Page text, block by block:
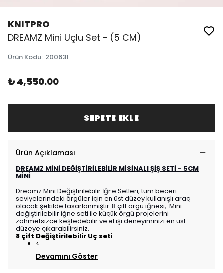
KNITPRO
DREAMZ Mini Uçlu Set - (5 CM)
Ürün Kodu: 200631
₺ 4,550.00
SEPETE EKLE
Ürün Açıklaması
DREAMZ MİNİ DEĞİŞTİRİLEBİLİR MİSİNALI ŞİŞ SETİ - 5CM
MİNİ
Dreamz Mini Değiştirilebilir İğne Setleri, tüm beceri
seviyelerindeki örgüler için en üst düzey kullanışlı araç
olacak şekilde tasarlanmıştır. 8 çift örgü iğnesi, Mini
değiştirilebilir iğne seti ile küçük örgü projelerini
zahmetsizce keşfedebilir ve el işi deneyiminizi en üst
düzeye çıkarabilirsiniz.
8 çift Değiştirilebilir Uç seti
<
Devamını Göster